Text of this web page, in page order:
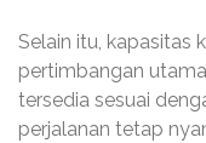
Selain itu, kapasitas
pertimbangan
tersedia sesuai
perjalanan tetap